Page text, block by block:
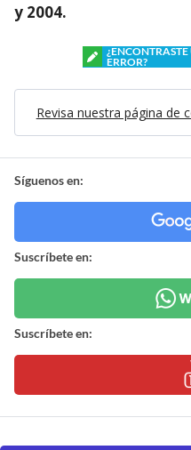
y 2004.
ERROR?
Revisa nuestra página de
Síguenos en:
Suscríbete en:
Suscríbete en: